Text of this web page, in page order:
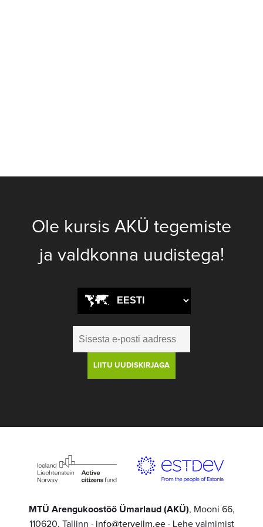
Ole kursis AKÜ tegemiste
ja valdkonna uudistega!
MTÜ Arengukoostöö Ümarlaud (AKÜ), Mooni 66,
110620, Tallinn · info@terveilm.ee· Lehe valmimist